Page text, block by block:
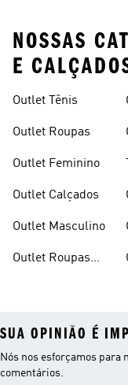
NOSSAS
E
Outlet Tênis
Outlet Roupas
Outlet Feminino
Outlet Calçados
Outlet Masculino
Outlet Roupas
SUA OPINIÃO É
Nós nos esforçamos para
comentários.